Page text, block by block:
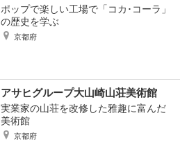
ポップで楽しい工場で「コカ･コーラ」
の歴史を学ぶ
京都府
アサヒグループ大山崎山荘美術館
実業家の山荘を改修した雅趣に富んだ
美術館
京都府